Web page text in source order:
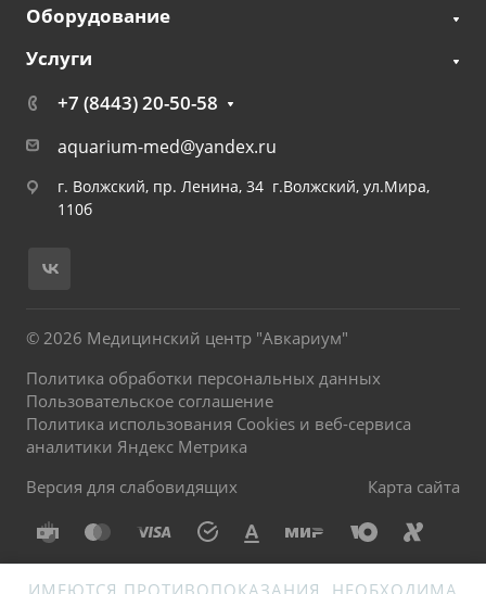
Оборудование
Услуги
+7 (8443) 20-50-58
aquarium-med@yandex.ru
г. Волжский, пр. Ленина, 34 г.Волжский, ул.Мира,
110б
© 2026 Медицинский центр "Авкариум"
Политика обработки персональных данных
Пользовательское соглашение
Политика использования Cookies и веб-сервиса
аналитики Яндекс Метрика
Версия для слабовидящих
Карта сайта
ИМЕЮТСЯ ПРОТИВОПОКАЗАНИЯ. НЕОБХОДИМА